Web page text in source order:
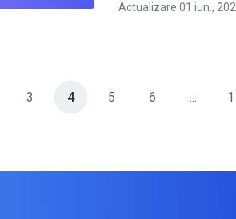
Actualizare 01 iun.,
3 4 5 6 ...